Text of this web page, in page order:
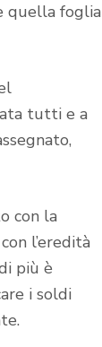
quella foglia
tutti e a
con la
l’eredità
più è
i soldi